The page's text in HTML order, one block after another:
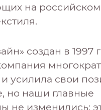
на российском
создан в 1997
усилила свои
но наши главные
не изменились: